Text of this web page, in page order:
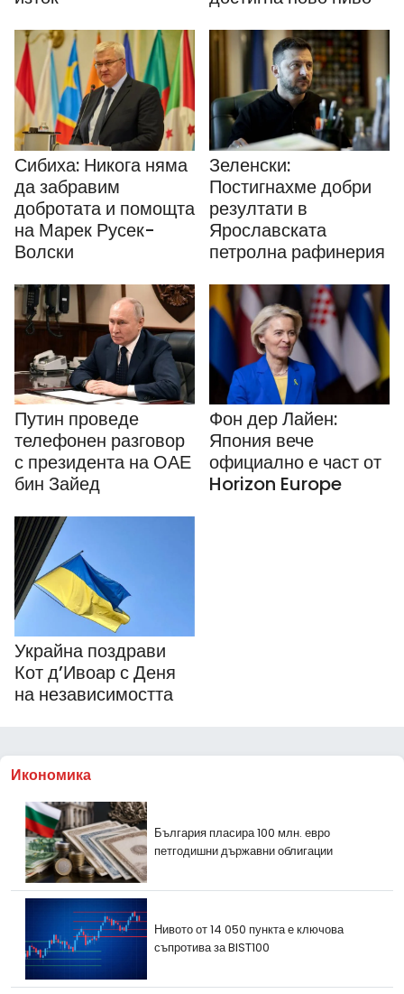
Сибиха: Никога няма
да забравим
добротата и помощта
на Марек Русек-
Волски
Зеленски:
Постигнахме добри
резултати в
Ярославската
петролна рафинерия
Путин проведе
телефонен разговор
с президента на ОАЕ
бин Зайед
Фон дер Лайен:
Япония вече
официално е част от
Horizon Europe
Украйна поздрави
Кот д’Ивоар с Деня
на независимостта
Икономика
България пласира 100 млн. евро
петгодишни държавни облигации
Нивото от 14 050 пункта е ключова
съпротива за BIST100